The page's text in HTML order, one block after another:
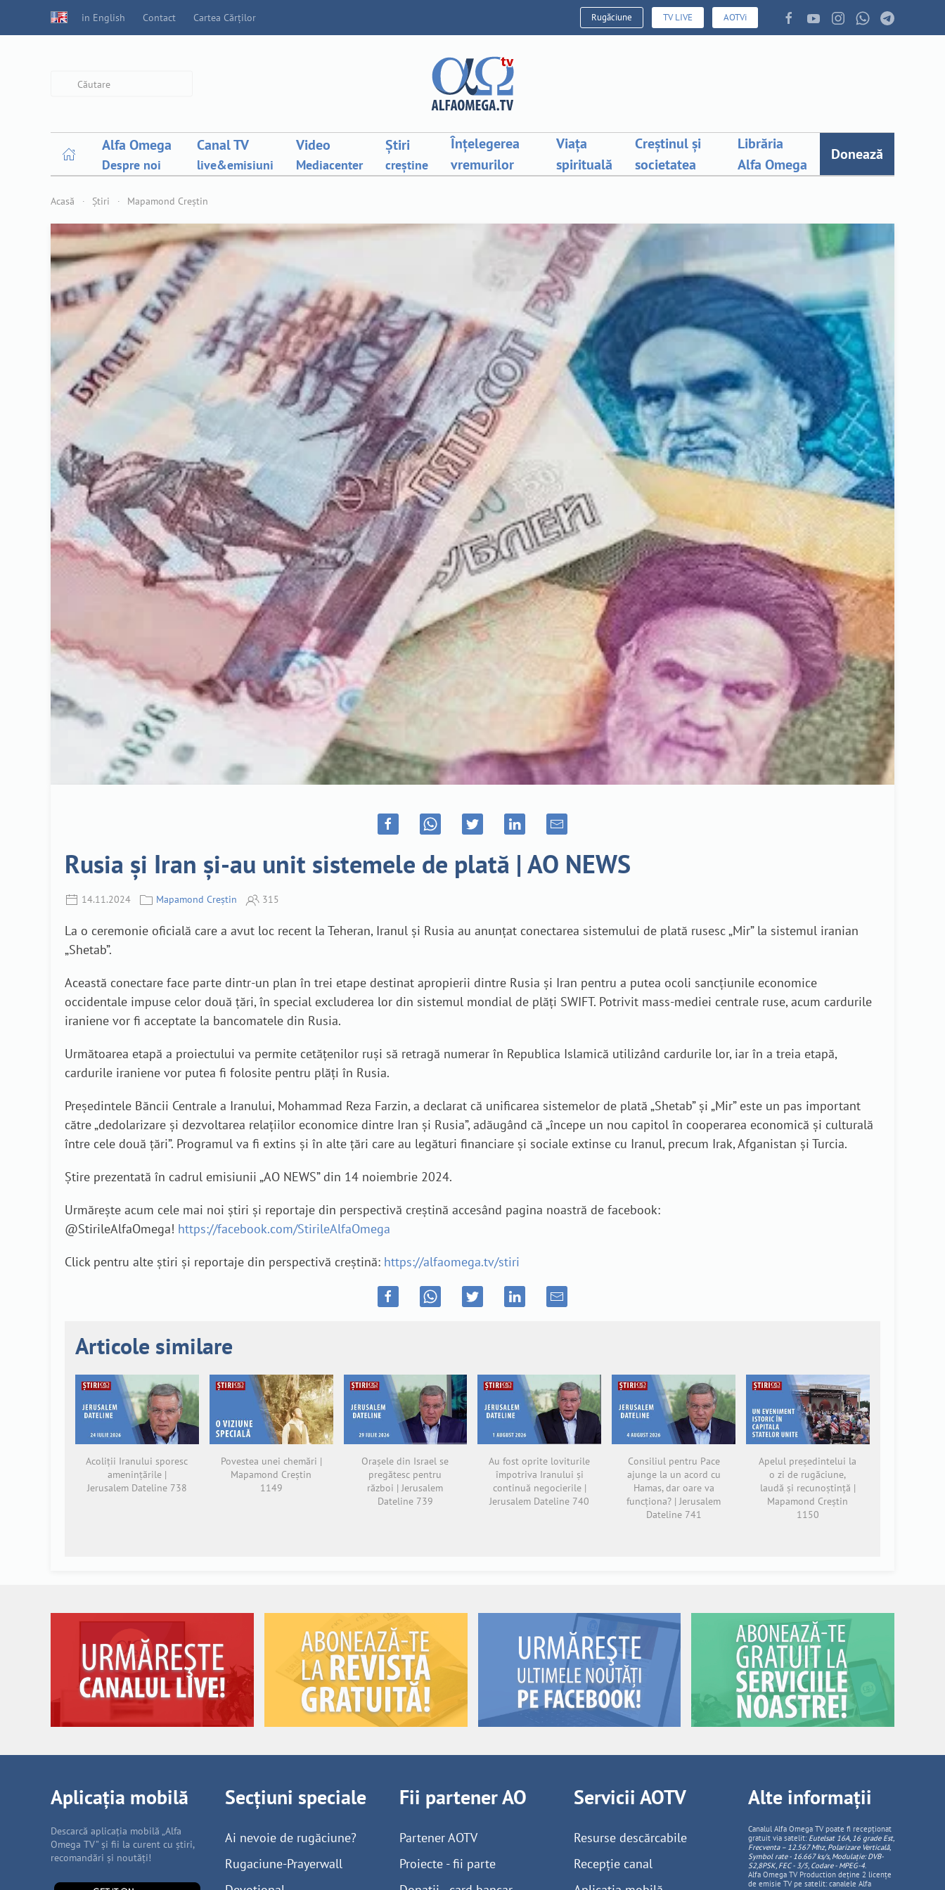
in English Contact Cartea Cărților Rugăciune TV LIVE AOTVi
Alfa Omega
Despre noi
Canal TV
live&emisiuni
Video
Mediacenter
Știri
creștine
Înțelegerea
vremurilor
Viața
spirituală
Creștinul și
societatea
Librăria
Alfa Omega
Donează
Acasă Știri Mapamond Creștin
Rusia și Iran și-au unit sistemele de plată | AO NEWS
14.11.2024 Mapamond Creștin 315
La o ceremonie oficială care a avut loc recent la Teheran, Iranul și Rusia au anunțat conectarea sistemului de plată rusesc „Mir” la sistemul iranian
„Shetab”.
Această conectare face parte dintr-un plan în trei etape destinat apropierii dintre Rusia și Iran pentru a putea ocoli sancțiunile economice
occidentale impuse celor două țări, în special excluderea lor din sistemul mondial de plăți SWIFT. Potrivit mass-mediei centrale ruse, acum cardurile
iraniene vor fi acceptate la bancomatele din Rusia.
Următoarea etapă a proiectului va permite cetățenilor ruși să retragă numerar în Republica Islamică utilizând cardurile lor, iar în a treia etapă,
cardurile iraniene vor putea fi folosite pentru plăți în Rusia.
Președintele Băncii Centrale a Iranului, Mohammad Reza Farzin, a declarat că unificarea sistemelor de plată „Shetab” și „Mir” este un pas important
către „dedolarizare și dezvoltarea relațiilor economice dintre Iran și Rusia”, adăugând că „începe un nou capitol în cooperarea economică și culturală
între cele două țări”. Programul va fi extins și în alte țări care au legături financiare și sociale extinse cu Iranul, precum Irak, Afganistan și Turcia.
Știre prezentată în cadrul emisiunii „AO NEWS” din 14 noiembrie 2024.
Urmărește acum cele mai noi știri și reportaje din perspectivă creștină accesând pagina noastră de facebook:
@StirileAlfaOmega! https://facebook.com/StirileAlfaOmega
Click pentru alte știri și reportaje din perspectivă creștină: https://alfaomega.tv/stiri
Articole similare
Acoliții Iranului sporesc
amenințările |
Jerusalem Dateline 738
Povestea unei chemări |
Mapamond Creștin
1149
Orașele din Israel se
pregătesc pentru
război | Jerusalem
Dateline 739
Au fost oprite loviturile
împotriva Iranului și
continuă negocierile |
Jerusalem Dateline 740
Consiliul pentru Pace
ajunge la un acord cu
Hamas, dar oare va
funcționa? | Jerusalem
Dateline 741
Apelul președintelui la
o zi de rugăciune,
laudă și recunoștință |
Mapamond Creștin
1150
Aplicația mobilă
Descarcă aplicația mobilă „Alfa
Omega TV” și fii la curent cu știri,
recomandări și noutăți!
Secțiuni speciale
Ai nevoie de rugăciune?
Rugaciune-Prayerwall
Fii partener AO
Partener AOTV
Proiecte - fii parte
Servicii AOTV
Resurse descărcabile
Recepție canal
Alte informații
Canalul Alfa Omega TV poate fi recepționat
gratuit via satelit: Eutelsat 16A, 16 grade Est,
Frecventa – 12.567 Mhz, PolarizareVerticală,
Symbol rate - 16.667 ks/s, Modulație: DVB-
S2,8PSK, FEC - 3/5, Codare - MPEG-4.
Alfa Omega TV Production deține 2 licențe
de emisie TV pe satelit: canalele Alfa